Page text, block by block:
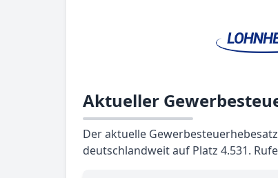
Aktueller
Der aktuelle
deutschlandweit auf Platz 4.531.